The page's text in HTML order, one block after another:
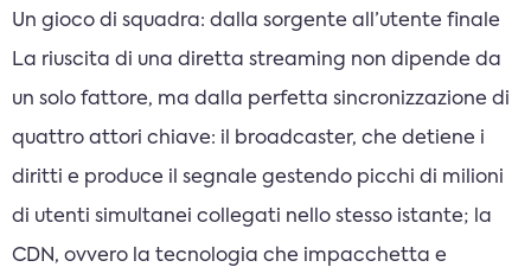
Un gioco di squadra: dalla sorgente all’utente finale
La riuscita di una diretta streaming non dipende da
un solo fattore, ma dalla perfetta sincronizzazione di
quattro attori chiave: il broadcaster, che detiene i
diritti e produce il segnale gestendo picchi di milioni
di utenti simultanei collegati nello stesso istante; la
CDN, ovvero la tecnologia che impacchetta e